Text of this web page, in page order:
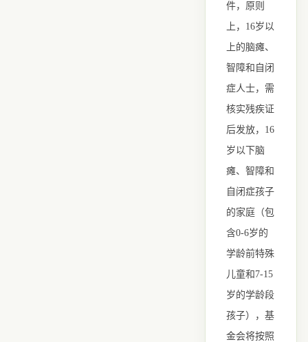
件，原则
上，16岁以
上的脑瘫、
智障和自闭
症人士，需
核实残疾证
后发放，16
岁以下脑
瘫、智障和
自闭症孩子
的家庭（包
含0-6岁的
学龄前特殊
儿童和7-15
岁的学龄段
孩子），基
金会将按照